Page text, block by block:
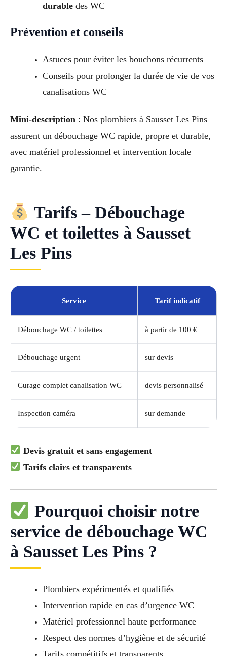
durabledes WC
Prévention et conseils
Astuces pour éviter les bouchons récurrents
Conseils pour prolonger la durée de vie de vos
canalisations WC
Mini-description : Nos plombiers à Sausset Les Pins
assurent un débouchage WC rapide, propre et durable,
avec matériel professionnel et intervention locale
garantie.
Tarifs – Débouchage
WC et toilettes à Sausset
Les Pins
Service Tarif indicatif
Débouchage WC / toilettes à partir de 100 €
Débouchage urgent sur devis
Curage complet canalisation WC devis personnalisé
Inspection caméra sur demande
Devis gratuit et sans engagement
Tarifs clairs et transparents
Pourquoi choisir notre
service de débouchage WC
à Sausset Les Pins ?
Plombiers expérimentés et qualifiés
Intervention rapide en cas d’urgence WC
Matériel professionnel haute performance
Respect des normes d’hygiène et de sécurité